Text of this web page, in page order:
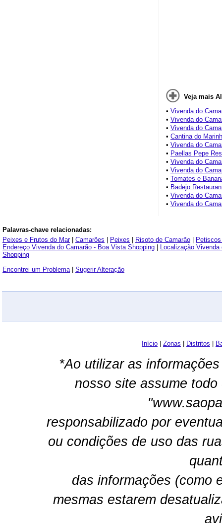
Veja mais
• Vivenda do
• Vivenda do
• Vivenda do
• Cantina do
• Vivenda do
• Paellas Pepe
• Vivenda do
• Vivenda do
• Tomates e
• Badejo
• Vivenda do
• Vivenda do
Palavras-chave relacionadas:
Peixes e Frutos do Mar| Camarões Peixes Risoto de Camarão
Endereço Vivenda do Camarão - Boa Vista Shopping
Localização
Shopping
Encontrei um Problema| Sugerir Alteração
Início Zonas Distritos
*Ao utilizar as
nosso site assume
responsabilizado por
ou condições de uso das
das informações (como
mesmas estarem